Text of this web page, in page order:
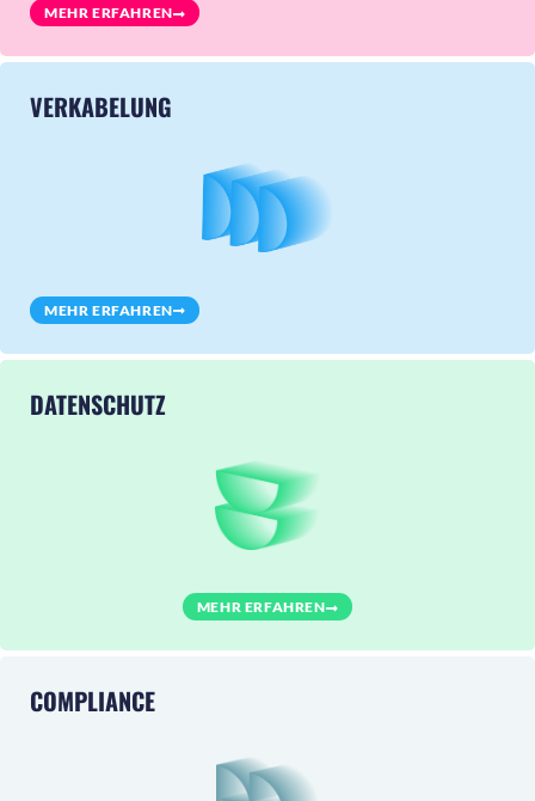
MEHR ERFAHREN
VERKABELUNG
MEHR ERFAHREN
DATENSCHUTZ
MEHR ERFAHREN
COMPLIANCE